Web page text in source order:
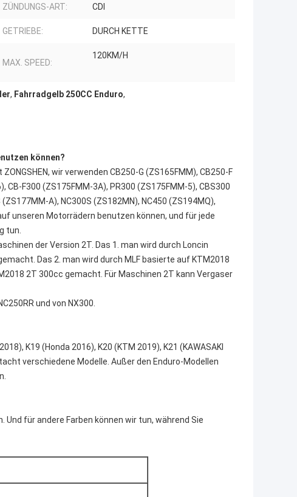
ZÜNDUNGS-ART: CDI
GETRIEBE: DURCH KETTE
MAX. SPEED:
120KM/H
, Fahrradgelb 250CC Enduro,
können?
wir verwenden CB250-G (ZS165FMM), CB250-F
CB-F300 (ZS175FMM-3A), PR300 (ZS175FMM-5), CBS300
A), NC300S (ZS182MN), NC450 (ZS194MQ),
unseren Motorrädern benutzen können, und für jede
tun.
der Version 2T. Das 1. man wird durch Loncin
Das 2. man wird durch MLF basierte auf KTM2018
2T 300cc gemacht. Für Maschinen 2T kann Vergaser
und von NX300.
K19 (Honda 2016), K20 (KTM 2019), K21 (KAWASAKI
verschiedene Modelle. Außer den Enduro-Modellen
Und für andere Farben können wir tun, während Sie